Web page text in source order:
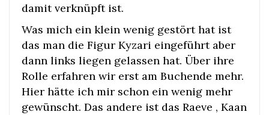
damit verknüpft ist.
Was mich ein klein wenig gestört hat ist
das man die Figur Kyzari eingeführt aber
dann links liegen gelassen hat. Über ihre
Rolle erfahren wir erst am Buchende mehr.
Hier hätte ich mir schon ein wenig mehr
gewünscht. Das andere ist das Raeve , Kaan